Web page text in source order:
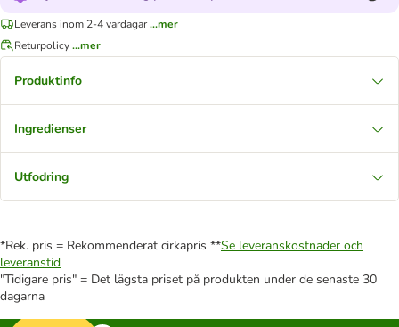
Leverans inom 2-4 vardagar...mer
Returpolicy...mer
Produktinfo
Ingredienser
Utfodring
*Rek. pris = Rekommenderat cirkapris **Se leveranskostnader och
leveranstid
"Tidigare pris" = Det lägsta priset på produkten under de senaste 30
dagarna